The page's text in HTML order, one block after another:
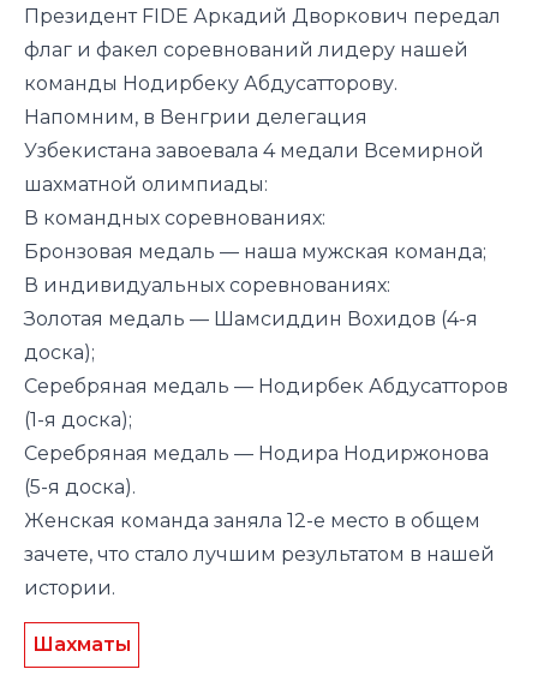
Президент FIDE Аркадий Дворкович передал
флаг и факел соревнований лидеру нашей
команды Нодирбеку Абдусатторову.
Напомним, в Венгрии делегация
Узбекистана завоевала 4 медали Всемирной
шахматной олимпиады:
В командных соревнованиях:
Бронзовая медаль — наша мужская команда;
В индивидуальных соревнованиях:
Золотая медаль — Шамсиддин Вохидов (4-я
доска);
Серебряная медаль — Нодирбек Абдусатторов
(1-я доска);
Серебряная медаль — Нодира Нодиржонова
(5-я доска).
Женская команда заняла 12-е место в общем
зачете, что стало лучшим результатом в нашей
истории.
Шахматы